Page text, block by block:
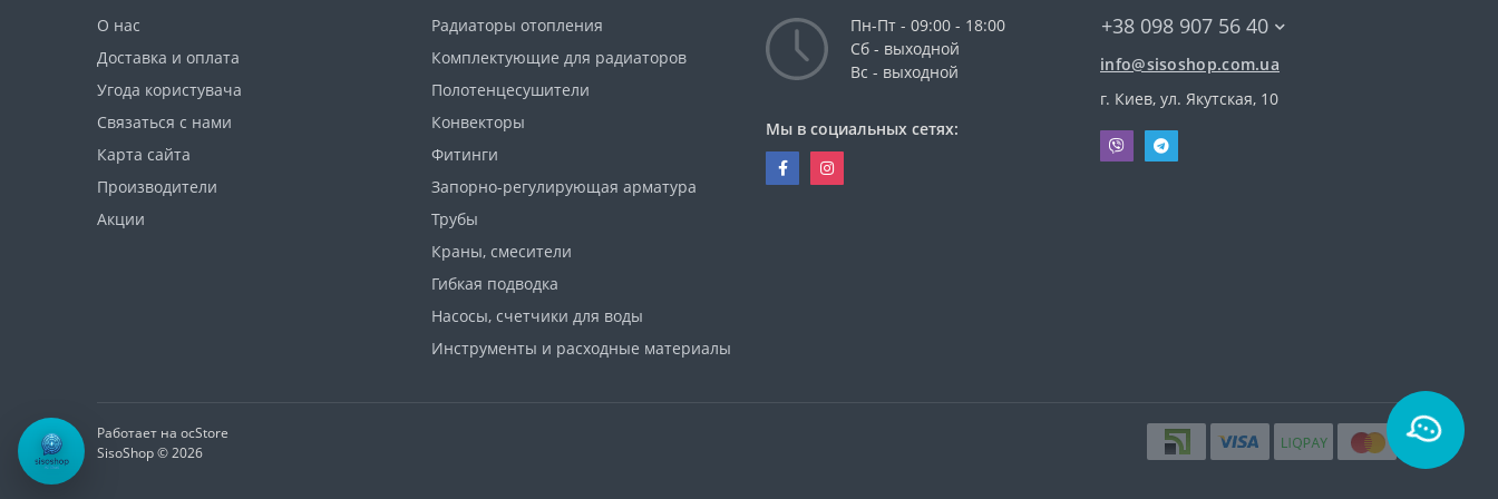
Биметаллические радиаторы серии Radiatori 2000: условия покупки
В каталоге нашего интернет-магазина SisoShop представлен весь модельный ряд этого производителя, что позволяет
купить биметаллические радиаторы Radiatori или алюминиевые приборы с разным количеством панелей, оребрений
и с отличиями в тепловой мощности. Ассортимент бренда разделен на несколько функциональных категорий по
Kaldus
О нас
Доставка и оплата
Угода користувача
Связаться с нами
Карта сайта
Производители
Акции
Радиаторы отопления
Комплектующие для радиаторов
Полотенцесушители
Конвекторы
Фитинги
Запорно-регулирующая арматура
Трубы
Краны, смесители
Гибкая подводка
Насосы, счетчики для воды
Инструменты и расходные материалы
Пн-Пт - 09:00 - 18:00
Сб - выходной
Вс - выходной
Мы в социальных сетях:
+38 098 907 56 40
info@sisoshop.com.ua
г. Киев, ул. Якутская, 10
Работает на ocStore
SisoShop © 2026